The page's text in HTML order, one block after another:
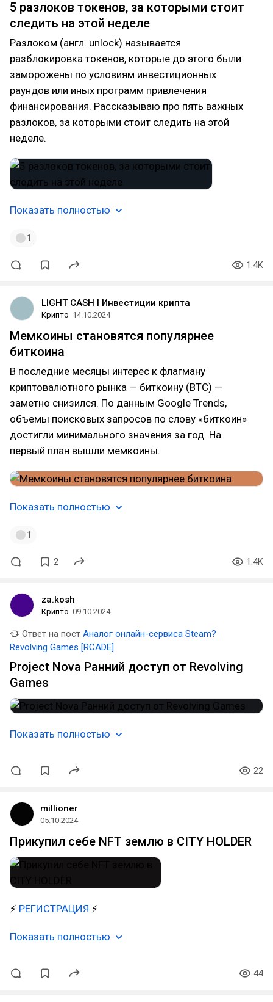
5 разлоков токенов, за которыми стоит
следить на этой неделе
Разлоком (англ. unlock) называется
разблокировка токенов, которые до этого были
заморожены по условиям инвестиционных
раундов или иных программ привлечения
финансирования. Рассказываю про пять важных
разлоков, за которыми стоит следить на этой
неделе.
Показать полностью
1
1.4K
LIGHT CASH l Инвестиции крипта
Крипто 14.10.2024
Мемкоины становятся популярнее
биткоина
В последние месяцы интерес к флагману
криптовалютного рынка — биткоину (BTC) —
заметно снизился. По данным Google Trends,
объемы поисковых запросов по слову «биткоин»
достигли минимального значения за год. На
первый план вышли мемкоины.
Показать полностью
1
2 1.4K
za.kosh
Крипто 09.10.2024
Ответ на пост Аналог онлайн-сервиса Steam?
Revolving Games [RCADE]
Project Nova Ранний доступ от Revolving
Games
Показать полностью
22
millioner
05.10.2024
Прикупил себе NFT землю в CITY HOLDER
⚡ РЕГИСТРАЦИЯ ⚡
Показать полностью
44